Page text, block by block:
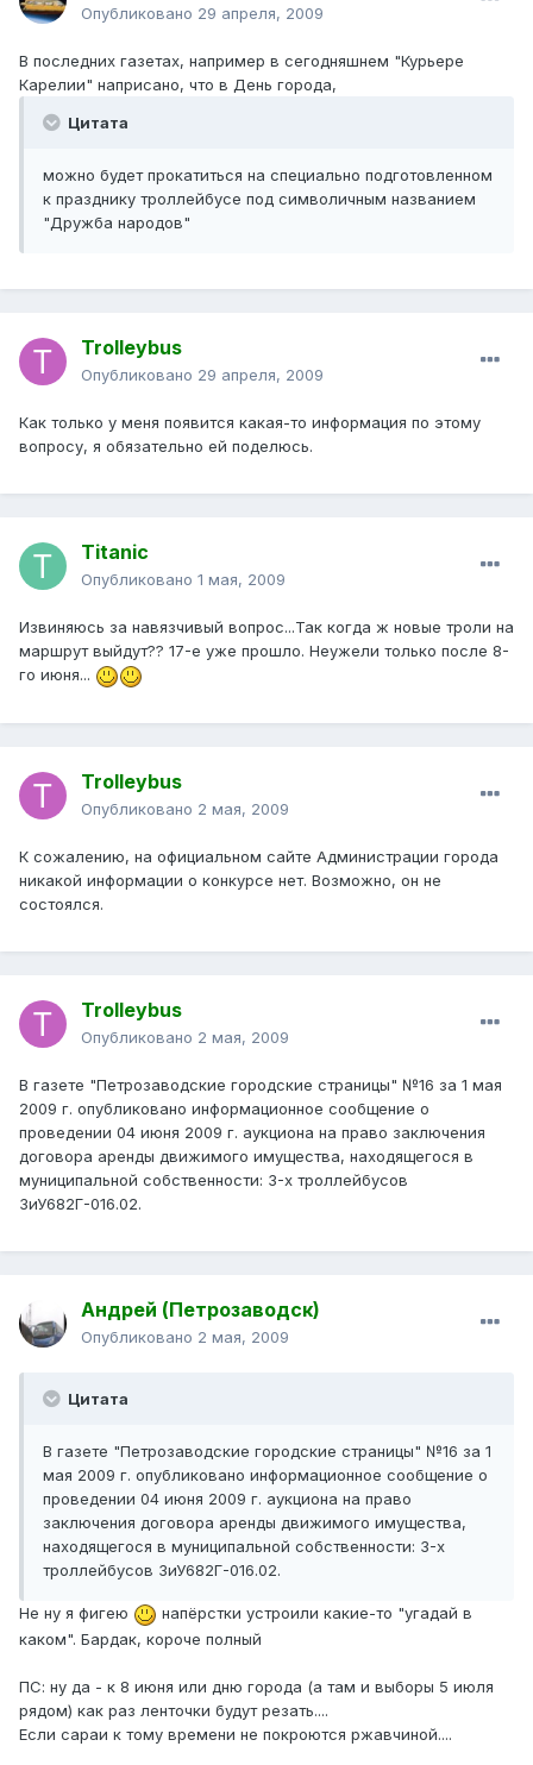
Опубликовано 29 апреля, 2009
В последних газетах, например в сегодняшнем "Курьере
Карелии" наприсано, что в День города,
Цитата
можно будет прокатиться на специально подготовленном
к празднику троллейбусе под символичным названием
"Дружба народов"
Trolleybus
Опубликовано 29 апреля, 2009
Как только у меня появится какая-то информация по этому
вопросу, я обязательно ей поделюсь.
Titanic
Опубликовано 1 мая, 2009
Извиняюсь за навязчивый вопрос...Так когда ж новые троли на
маршрут выйдут?? 17-е уже прошло. Неужели только после 8-
го июня...
Trolleybus
Опубликовано 2 мая, 2009
К сожалению, на официальном сайте Администрации города
никакой информации о конкурсе нет. Возможно, он не
состоялся.
Trolleybus
Опубликовано 2 мая, 2009
В газете "Петрозаводские городские страницы" №16 за 1 мая
2009 г. опубликовано информационное сообщение о
проведении 04 июня 2009 г. аукциона на право заключения
договора аренды движимого имущества, находящегося в
муниципальной собственности: 3-х троллейбусов
ЗиУ682Г-016.02.
Андрей (Петрозаводск)
Опубликовано 2 мая, 2009
Цитата
В газете "Петрозаводские городские страницы" №16 за 1
мая 2009 г. опубликовано информационное сообщение о
проведении 04 июня 2009 г. аукциона на право
заключения договора аренды движимого имущества,
находящегося в муниципальной собственности: 3-х
троллейбусов ЗиУ682Г-016.02.
Не ну я фигею
напёрстки устроили какие-то "угадай в
каком". Бардак, короче полный
ПС: ну да - к 8 июня или дню города (а там и выборы 5 июля
рядом) как раз ленточки будут резать....
Если сараи к тому времени не покроются ржавчиной....